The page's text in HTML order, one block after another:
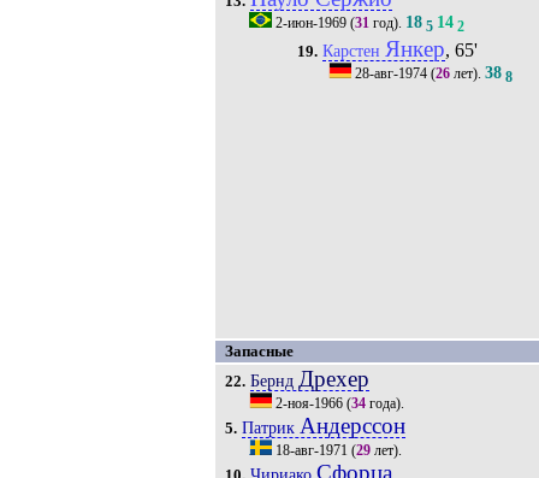
2-июн-1969(31 год). 18 5 14 2
19. Карстен Янкер, 65'
28-авг-1974 (26 лет).38 8
Запасные
22. Бернд Дрехер
2-ноя-1966(34года).
5. Патрик Андерссон
18-авг-1971 (29лет).
Сфорца